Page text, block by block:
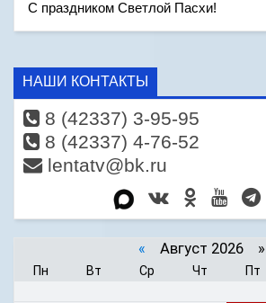
С праздником Светлой Пасхи!
НАШИ КОНТАКТЫ
8 (42337) 3-95-95
8 (42337) 4-76-52
lentatv@bk.ru
« Август 2026 »
Пн Вт Ср Чт Пт